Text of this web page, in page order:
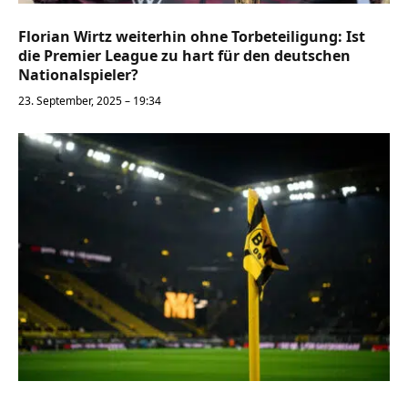
Florian Wirtz weiterhin ohne Torbeteiligung: Ist
die Premier League zu hart für den deutschen
Nationalspieler?
23. September, 2025 – 19:34